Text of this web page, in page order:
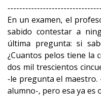
En un examen, el
sabido contestar a
última pregunta: si
¿Cuantos pelos tiene la
dos mil trescientos
-le pregunta el maestro.
alumno-, pero esa ya es